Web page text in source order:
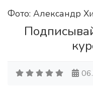
Фото: Александр